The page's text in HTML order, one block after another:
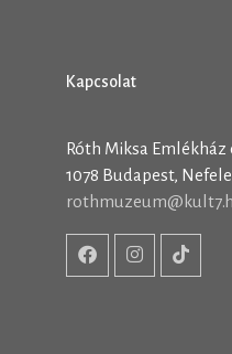
Kapcsolat
Róth Miksa Emlékház
1078 Budapest,